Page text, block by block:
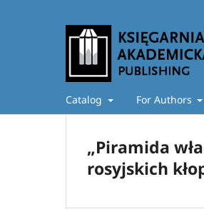
Catalog For Authors
„Piramida
rosyjskich